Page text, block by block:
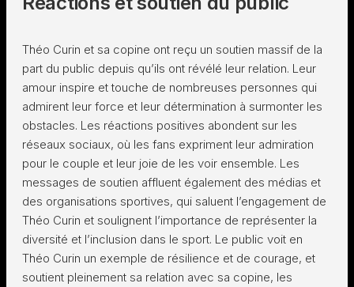
Théo Curin et sa copine ont reçu un soutien massif de la
part du public depuis qu’ils ont révélé leur relation. Leur
amour inspire et touche de nombreuses personnes qui
admirent leur force et leur détermination à surmonter les
obstacles. Les réactions positives abondent sur les
réseaux sociaux, où les fans expriment leur admiration
pour le couple et leur joie de les voir ensemble. Les
messages de soutien affluent également des médias et
des organisations sportives, qui saluent l’engagement de
Théo Curin et soulignent l’importance de représenter la
diversité et l’inclusion dans le sport. Le public voit en
Théo Curin un exemple de résilience et de courage, et
soutient pleinement sa relation avec sa copine, les